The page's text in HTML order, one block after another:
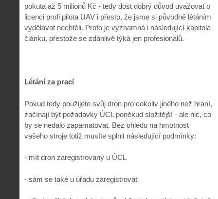
pokuta až 5 milionů Kč - tedy dost dobrý důvod uvažovat o
licenci profi pilota UAV i přesto, že jsme si původně létáním
vydělávat nechtěli. Proto je významná i následující kapitola
článku, přestože se zdánlivě týká jen profesionálů.
Létání za prací
Pokud tedy použijete svůj dron pro cokoliv jiného než hraní,
začínají být požadavky ÚCL poněkud složitější - ale nic, co
by se nedalo zapamatovat. Bez ohledu na hmotnost
vašeho stroje totiž musíte splnit následující podmínky:
- mít dron zaregistrovaný u ÚCL
- sám se také u úřadu zaregistrovat